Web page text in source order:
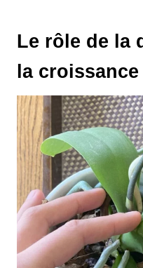
Le rôle de la
la